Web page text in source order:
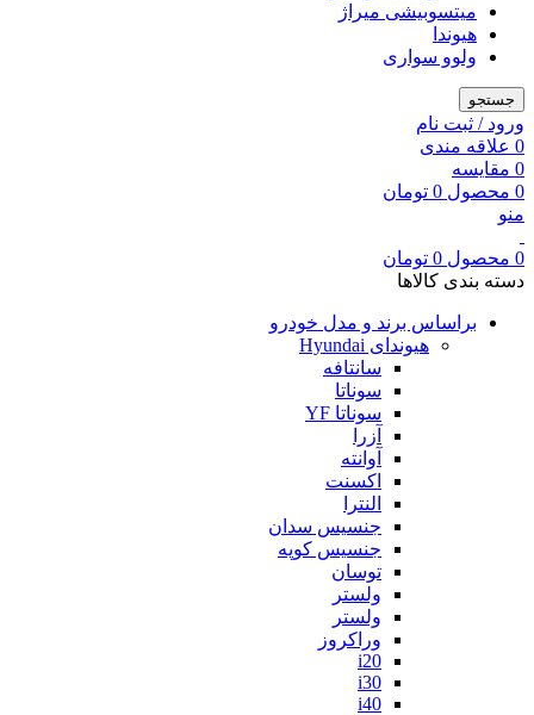
میتسوبیشی میراژ
هیوندا
ولوو سواری
جستجو
ورود / ثبت نام
0 علاقه مندی
0 مقایسه
0 محصول 0 تومان
منو
0 محصول 0 تومان
دسته بندی کالاها
براساس برند و مدل خودرو
هیوندای Hyundai
سانتافه
سوناتا
سوناتا YF
آزرا
آوانته
اکسنت
النترا
جنسیس سدان
جنسیس کوپه
توسان
ولستر
ولستر
وراکروز
i20
i30
i40